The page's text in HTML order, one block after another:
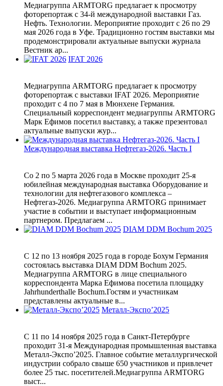
Медиагруппа ARMTORG предлагает к просмотру
фоторепортаж с 34-й международной выставки Газ.
Нефть. Технологии. Мероприятие проходит с 26 по 29
мая 2026 года в Уфе. Традиционно гостям выставки мы
продемонстрировали актуальные выпуски журнала
Вестник ар...
IFAT 2026
Медиагруппа ARMTORG предлагает к просмотру
фоторепортаж с выставки IFAT 2026. Мероприятие
проходит с 4 по 7 мая в Мюнхене Германия.
Специальный корреспондент медиагруппы ARMTORG
Марк Ефимов посетил выставку, а также презентовал
актуальные выпуски жур...
Международная выставка Нефтегаз-2026. Часть I
Со 2 по 5 марта 2026 года в Москве проходит 25-я
юбилейная международная выставка Оборудование и
технологии для нефтегазового комплекса –
Нефтегаз-2026. Медиагруппа ARMTORG принимает
участие в событии и выступает информационным
партнером. Предлагаем ...
DIAM DDM Bochum 2025
С 12 по 13 ноября 2025 года в городе Бохум Германия
состоялась выставка DIAM DDM Bochum 2025.
Медиагруппа ARMTORG в лице специального
корреспондента Марка Ефимова посетила площадку
Jahrhunderthalle Bochum.Гостям и участникам
представлены актуальные в...
Металл-Экспо’2025
С 11 по 14 ноября 2025 года в Санкт-Петербурге
проходит 31-я Международная промышленная выставка
Металл-Экспо’2025. Главное событие металлургической
индустрии собрало свыше 650 участников и привлечет
более 25 тыс. посетителей.Медиагруппа ARMTORG
выст...